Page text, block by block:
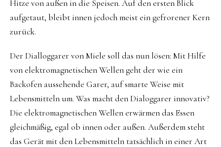
Hitze von außen in die Speisen. Auf den ersten Blick
aufgetaut, bleibt innen jedoch meist ein gefrorener Kern
zurück.
Der Dialloggarer von Miele soll das nun lösen: Mit Hilfe
von elektromagnetischen Wellen geht der wie ein
Backofen aussehende Garer, auf smarte Weise mit
Lebensmitteln um. Was macht den Dialoggarer innovativ?
Die elektromagnetischen Wellen erwärmen das Essen
gleichmäßig, egal ob innen oder außen. Außerdem steht
das Gerät mit den Lebensmitteln tatsächlich in einer Art